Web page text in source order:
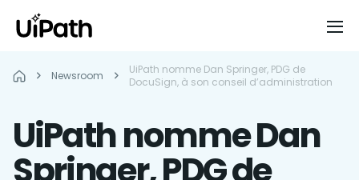
Newsroom
UiPath nomme Dan Springer, PDG de
DocuSign, à son conseil d’administration
UiPath nomme Dan